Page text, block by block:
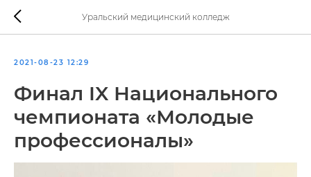
Уральский медицинский колледж
2021-08-23 12:29
Финал IX Национального
чемпионата «Молодые
профессионалы»